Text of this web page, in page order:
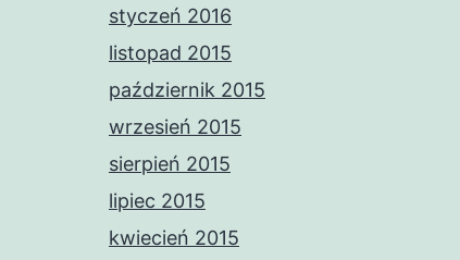
styczeń 2016
listopad 2015
październik 2015
wrzesień 2015
sierpień 2015
lipiec 2015
kwiecień 2015